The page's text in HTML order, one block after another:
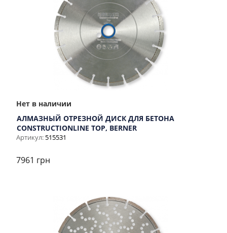
Нет в наличии
АЛМАЗНЫЙ ОТРЕЗНОЙ ДИСК ДЛЯ БЕТОНА
CONSTRUCTIONLINE TOP, BERNER
Артикул: 515531
7961 грн